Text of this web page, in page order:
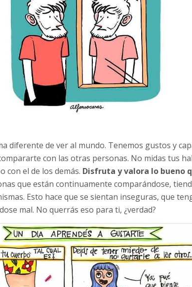
diferente de ver al mundo. Tenemos gustos y
con las otras personas. No midas tus
con el de los demás. Disfruta y valora lo bueno
que están continuamente comparándose,
Esto hace que se sientan inseguras, que
mal. No querrás eso para ti, ¿verdad?